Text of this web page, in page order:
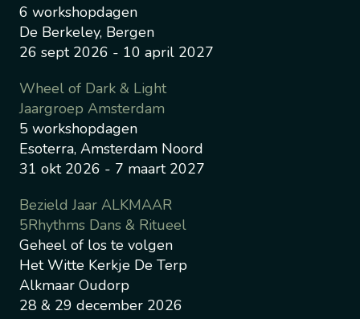
6 workshopdagen
De Berkeley, Bergen
26 sept 2026 - 10 april 2027
Wheel of Dark & Light
Jaargroep Amsterdam
5 workshopdagen
Esoterra, Amsterdam Noord
31 okt 2026 - 7 maart 2027
Bezield Jaar ALKMAAR
5Rhythms Dans & Ritueel
Geheel of los te volgen
Het Witte Kerkje De Terp
Alkmaar Oudorp
28 & 29 december 2026